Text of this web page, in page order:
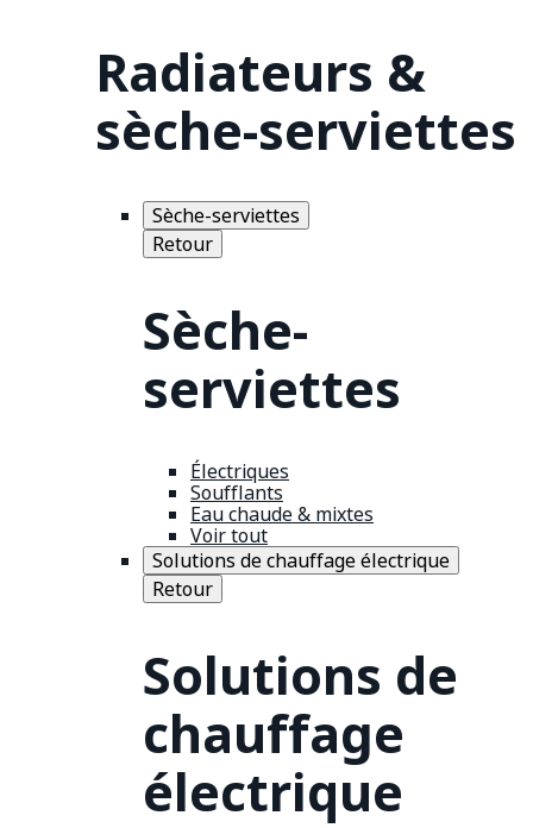
Radiateurs &
sèche-serviettes
Sèche-serviettes
Retour
Sèche-
serviettes
Électriques
Soufflants
Eau chaude & mixtes
Voir tout
Solutions de chauffage électrique
Retour
Solutions de
chauffage
électrique